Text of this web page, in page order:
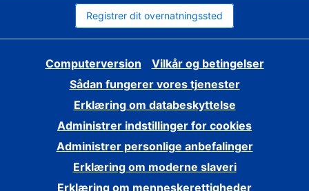
Registrer dit overnatningssted
Computerversion
Vilkår og betingelser
Sådan fungerer vores tjenester
Erklæring om databeskyttelse
Administrer indstillinger for cookies
Administrer personlige anbefalinger
Erklæring om moderne slaveri
Erklæring om menneskerettigheder